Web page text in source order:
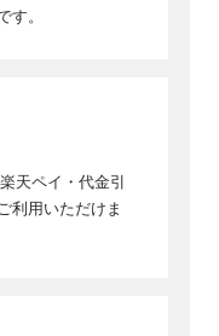
す。
天ペイ・代金引
利用いただけま